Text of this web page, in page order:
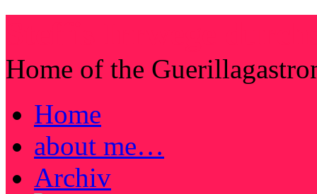
Home of the
Home
about me…
Archiv